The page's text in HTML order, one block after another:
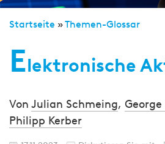
Startseite »Themen-Glossar
Elektronische
Von Julian Schmeing,
Philipp Kerber